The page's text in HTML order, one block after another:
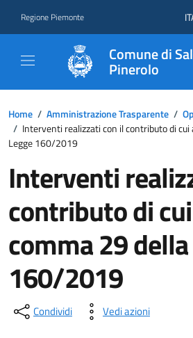
Regione Piemonte
Comune di
Pinerolo
Home / Amministrazione Trasparente /
/ Interventi realizzati con il contributo di
Legge 160/2019
Interventi
contributo di
comma 29
160/2019
Condividi Vedi azioni